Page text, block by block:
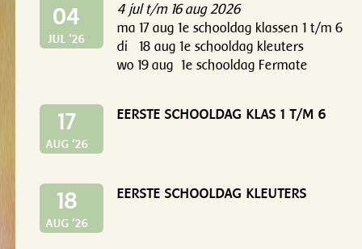
04
JUL '26
4 jul t/m 16 aug 2026
ma 17 aug 1e schooldag klassen 1 t/m 6
di 18 aug 1e schooldag kleuters
wo 19 aug 1e schooldag Fermate
17
AUG '26
EERSTE SCHOOLDAG KLAS 1 T/M 6
18
AUG '26
EERSTE SCHOOLDAG KLEUTERS